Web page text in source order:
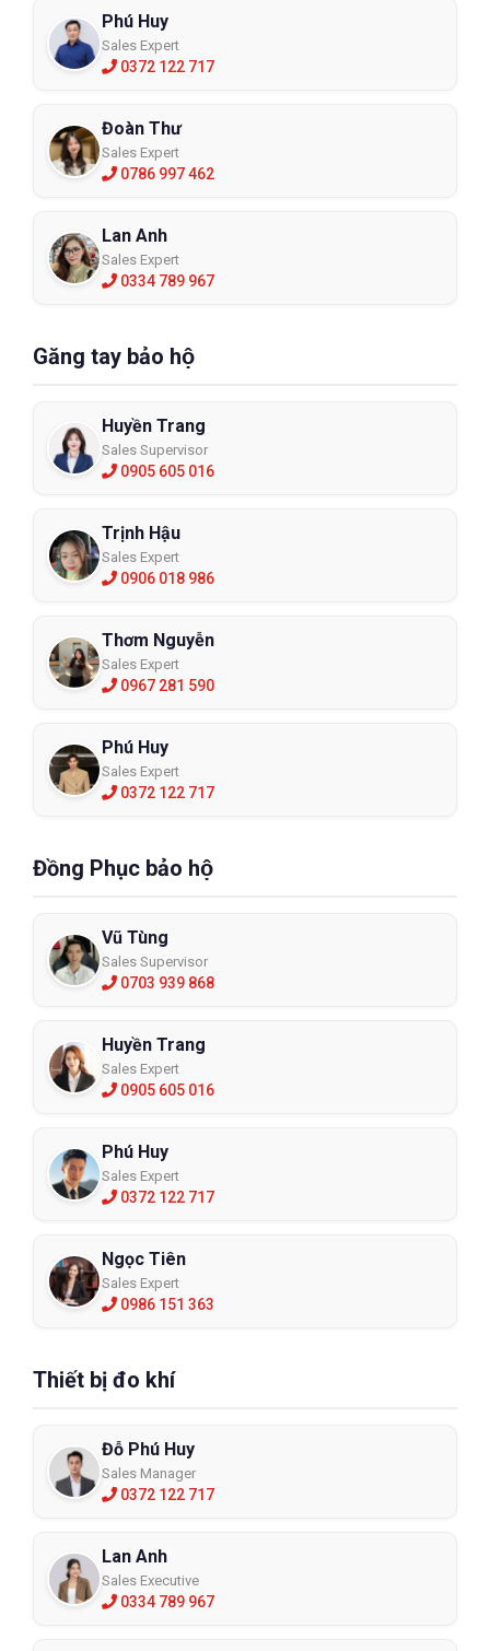
Phú Huy
Sales Expert
0372 122 717
Đoàn Thư
Sales Expert
0786 997 462
Lan Anh
Sales Expert
0334 789 967
Găng tay bảo hộ
Huyền Trang
Sales Supervisor
0905 605 016
Trịnh Hậu
Sales Expert
0906 018 986
Thơm Nguyễn
Sales Expert
0967 281 590
Phú Huy
Sales Expert
0372 122 717
Đồng Phục bảo hộ
Vũ Tùng
Sales Supervisor
0703 939 868
Huyền Trang
Sales Expert
0905 605 016
Phú Huy
Sales Expert
0372 122 717
Ngọc Tiên
Sales Expert
0986 151 363
Thiết bị đo khí
Đỗ Phú Huy
Sales Manager
0372 122 717
Lan Anh
Sales Executive
0334 789 967